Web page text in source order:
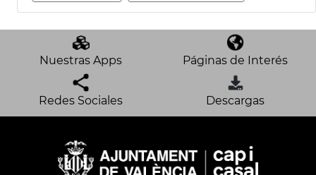
Nuestras Apps Páginas de Interés
Redes Sociales Descargas